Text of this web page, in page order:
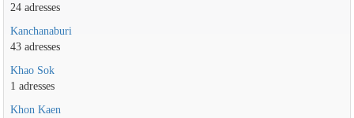
24 adresses
Kanchanaburi
43 adresses
Khao Sok
1 adresses
Khon Kaen